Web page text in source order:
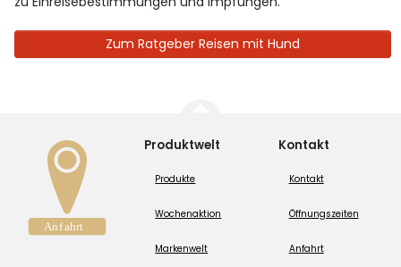
Zum Ratgeber Reisen mit Hund
Produktwelt
Produkte
Wochenaktion
Markenwelt
Kontakt
Kontakt
Öffnungszeiten
Anfahrt